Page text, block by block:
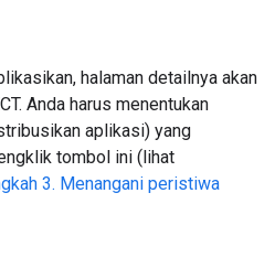
halaman detailnya akan
Anda harus menentukan
aplikasi) yang
tombol ini (lihat
3. Menangani peristiwa